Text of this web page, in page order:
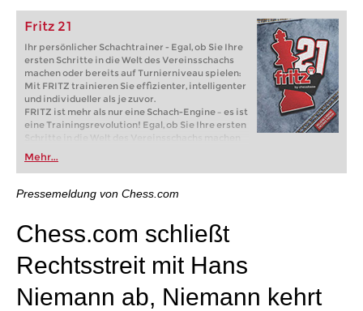
Fritz 21
Ihr persönlicher Schachtrainer - Egal, ob Sie Ihre
ersten Schritte in die Welt des Vereinsschachs
machen oder bereits auf Turnierniveau spielen:
Mit FRITZ trainieren Sie effizienter, intelligenter
und individueller als je zuvor.
FRITZ ist mehr als nur eine Schach-Engine – es ist
eine Trainingsrevolution! Egal, ob Sie Ihre ersten
Schritte in die Welt des Vereinsschachs machen
oder bereits auf Turnierniveau spielen: Mit
FRITZ trainieren Sie effizienter, intelligenter und
individueller als je zuvor.
Mehr...
Pressemeldung von Chess.com
Chess.com schließt
Rechtsstreit mit Hans
Niemann ab, Niemann kehrt